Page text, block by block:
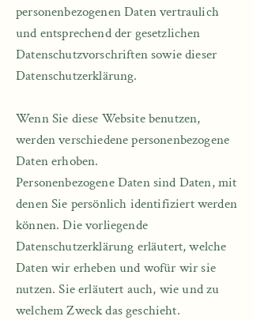
personenbezogenen Daten vertraulich
und entsprechend der gesetzlichen
Datenschutzvorschriften sowie dieser
Datenschutzerklärung.
Wenn Sie diese Website benutzen,
werden verschiedene personenbezogene
Daten erhoben.
Personenbezogene Daten sind Daten, mit
denen Sie persönlich identifiziert werden
können. Die vorliegende
Datenschutzerklärung erläutert, welche
Daten wir erheben und wofür wir sie
nutzen. Sie erläutert auch, wie und zu
welchem Zweck das geschieht.